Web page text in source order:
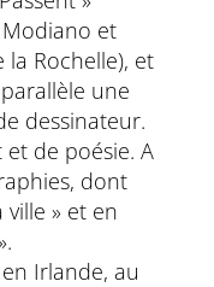
et
Rochelle), et
une
dessinateur.
et de poésie. A
dont
ville » et en
Irlande, au